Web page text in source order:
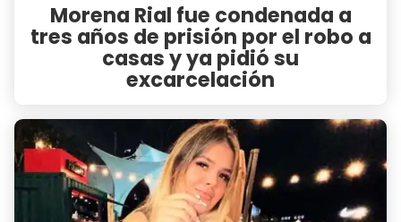
Morena Rial fue condenada a
tres años de prisión por el robo a
casas y ya pidió su
excarcelación